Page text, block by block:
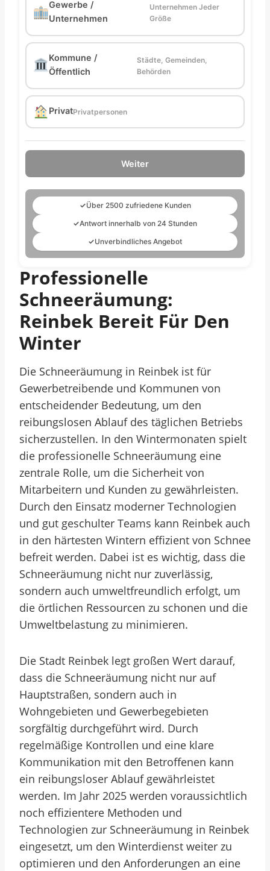
Gewerbe /
Unternehmen
Unternehmen Jeder
Größe
Kommune /
Öffentlich
Städte, Gemeinden,
Behörden
PrivatPrivatpersonen
Weiter
✓Über 2500 zufriedene Kunden
✓Antwort innerhalb von 24 Stunden
✓Unverbindliches Angebot
Professionelle
Schneeräumung:
Reinbek Bereit Für Den
Winter
Die Schneeräumung in Reinbek ist für
Gewerbetreibende und Kommunen von
entscheidender Bedeutung, um den
reibungslosen Ablauf des täglichen Betriebs
sicherzustellen. In den Wintermonaten spielt
die professionelle Schneeräumung eine
zentrale Rolle, um die Sicherheit von
Mitarbeitern und Kunden zu gewährleisten.
Durch den Einsatz moderner Technologien
und gut geschulter Teams kann Reinbek auch
in den härtesten Wintern effizient von Schnee
befreit werden. Dabei ist es wichtig, dass die
Schneeräumung nicht nur zuverlässig,
sondern auch umweltfreundlich erfolgt, um
die örtlichen Ressourcen zu schonen und die
Umweltbelastung zu minimieren.
Die Stadt Reinbek legt großen Wert darauf,
dass die Schneeräumung nicht nur auf
Hauptstraßen, sondern auch in
Wohngebieten und Gewerbegebieten
sorgfältig durchgeführt wird. Durch
regelmäßige Kontrollen und eine klare
Kommunikation mit den Betroffenen kann
ein reibungsloser Ablauf gewährleistet
werden. Im Jahr 2025 werden voraussichtlich
noch effizientere Methoden und
Technologien zur Schneeräumung in Reinbek
eingesetzt, um den Winterdienst weiter zu
optimieren und den Anforderungen an eine